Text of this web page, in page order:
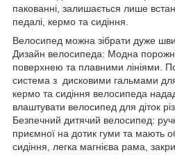
пакованні, залишається лише
педалі, кермо та сидіння.
Велосипед можна зібрати дуже
Дизайн велосипеда: Модна
поверхнею та плавними лініями.
система з дисковими гальмами
кермо та сидіння велосипеда
влаштувати велосипед для діток
Безпечний дитячий велосипед:
приємної на дотик гуми та мають
сидіння, легка магнієва рама,